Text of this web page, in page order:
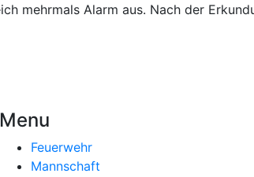
mehrmals Alarm aus. Nach der
Menu
Feuerwehr
Mannschaft